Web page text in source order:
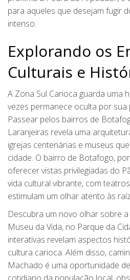
para aqueles que desejam fugir
intenso.
Explorando os
Culturais e
A Zona Sul Carioca guarda uma
vezes permanece oculta por
Passear pelos bairros de
Laranjeiras revela uma
igrejas centenárias e museus
cidade. O bairro de Botafogo,
oferecer vistas privilegiadas do
vida cultural vibrante, com
estimulam um olhar atento às
Descubra um novo olhar sobre
Museu da Vida, no Parque da
interativas revelam aspectos
cultura carioca. Além disso,
Machado é uma oportunidade